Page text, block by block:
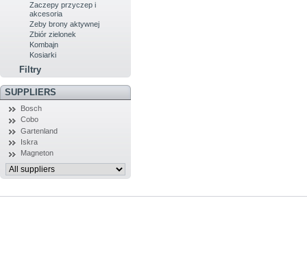
Zaczepy przyczep i
akcesoria
Zeby brony aktywnej
Zbiór zielonek
Kombajn
Kosiarki
Filtry
SUPPLIERS
Bosch
Cobo
Gartenland
Iskra
Magneton